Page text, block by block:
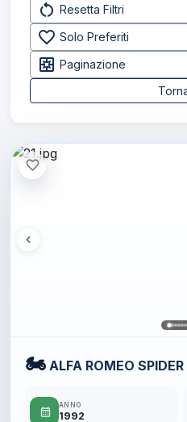
restart_alt Resetta Filtri
favorite_border Solo Preferiti
pages Paginazione
favorite_border
🏍️ ALFA ROMEO
calendar_month
ANNO
1992